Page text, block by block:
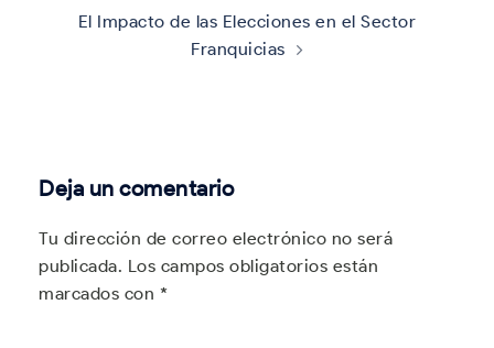
El Impacto de las Elecciones en el Sector
Franquicias
Deja un comentario
Tu dirección de correo electrónico no será
publicada. Los campos obligatorios están
marcados con *